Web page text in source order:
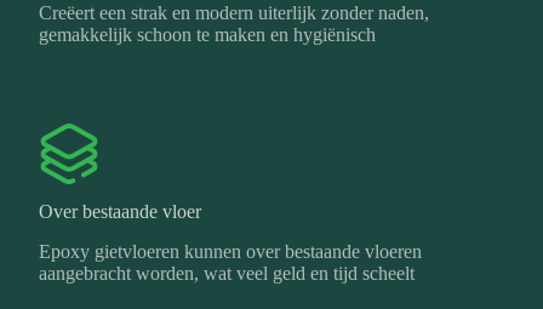
Creëert een strak en modern uiterlijk zonder naden,
gemakkelijk schoon te maken en hygiënisch
Over bestaande vloer
Epoxy gietvloeren kunnen over bestaande vloeren
aangebracht worden, wat veel geld en tijd scheelt